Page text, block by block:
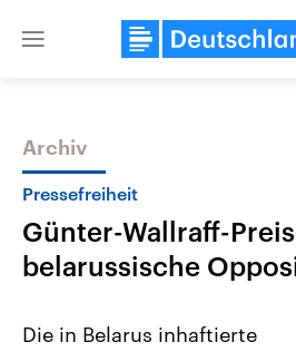
Close
Themen
Archiv
Pressefreiheit
Günter-Wallraff-
belarussische
Die in Belarus inhaftierte